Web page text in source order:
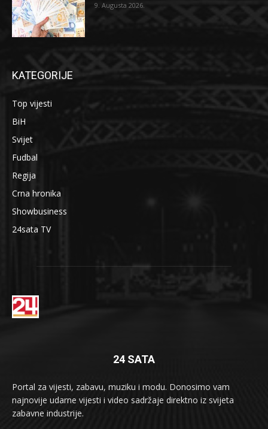
9. Augusta 2026.
KATEGORIJE
Top vijesti
BiH
Svijet
Fudbal
Regija
Crna hronika
Showbusiness
24sata TV
24 SATA
Portal za vijesti, zabavu, muziku i modu. Donosimo vam
najnovije udarne vijesti i video sadržaje direktno iz svijeta
zabavne industrije.